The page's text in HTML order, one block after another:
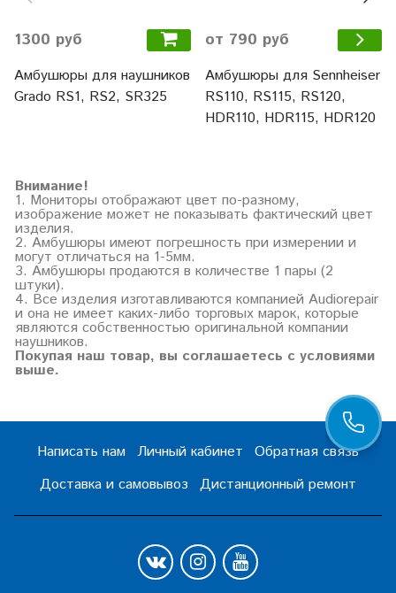
1300 руб
Амбушюры для наушников
Grado RS1, RS2, SR325
от 790 руб
Амбушюры для Sennheiser
RS110, RS115, RS120,
HDR110, HDR115, HDR120
Внимание!
1. Мониторы отображают цвет по-разному,
изображение может не показывать фактический цвет
изделия.
2. Амбушюры имеют погрешность при измерении и
могут отличаться на 1-5мм.
3. Амбушюры продаются в количестве 1 пары (2
штуки).
4. Все изделия изготавливаются компанией Audiorepair
и она не имеет каких-либо торговых марок, которые
являются собственностью оригинальной компании
наушников.
Покупая наш товар, вы соглашаетесь с условиями
выше.
Написать нам Личный кабинет
Обратная связь
Доставка и самовывоз
Дистанционный ремонт